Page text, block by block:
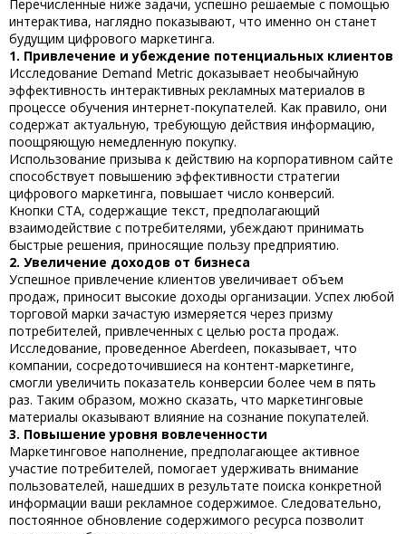
Перечисленные ниже задачи, успешно решаемые с помощью
интерактива, наглядно показывают, что именно он станет
будущим цифрового маркетинга.
1. Привлечение и убеждение потенциальных клиентов
Исследование Demand Metric доказывает необычайную
эффективность интерактивных рекламных материалов в
процессе обучения интернет-покупателей. Как правило, они
содержат актуальную, требующую действия информацию,
поощряющую немедленную покупку.
Использование призыва к действию на корпоративном сайте
способствует повышению эффективности стратегии
цифрового маркетинга, повышает число конверсий.
Кнопки CTA, содержащие текст, предполагающий
взаимодействие с потребителями, убеждают принимать
быстрые решения, приносящие пользу предприятию.
2. Увеличение доходов от бизнеса
Успешное привлечение клиентов увеличивает объем
продаж, приносит высокие доходы организации. Успех любой
торговой марки зачастую измеряется через призму
потребителей, привлеченных с целью роста продаж.
Исследование, проведенное Aberdeen, показывает, что
компании, сосредоточившиеся на контент-маркетинге,
смогли увеличить показатель конверсии более чем в пять
раз. Таким образом, можно сказать, что маркетинговые
материалы оказывают влияние на сознание покупателей.
3. Повышение уровня вовлеченности
Маркетинговое наполнение, предполагающее активное
участие потребителей, помогает удерживать внимание
пользователей, нашедших в результате поиска конкретной
информации ваши рекламное содержимое. Следовательно,
постоянное обновление содержимого ресурса позволит